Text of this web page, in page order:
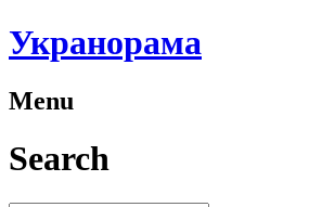
Укранорама
Menu
Search